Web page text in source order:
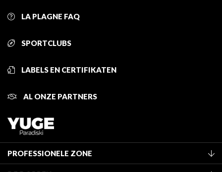
LA PLAGNE FAQ
SPORTCLUBS
LABELS EN CERTIFIKATEN
AL ONZE PARTNERS
PROFESSIONELE ZONE